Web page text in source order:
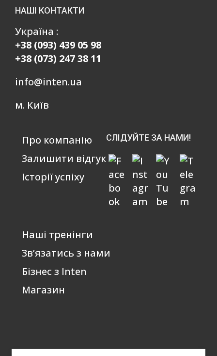
НАШІ КОНТАКТИ
Україна :
+38 (093) 439 05 98
+38 (073) 247 38 11
info@inten.ua
м. Київ
Про компанію
Залишити відгук
Історії успіху
СЛІДУЙТЕ ЗА НАМИ!
Наші тренінги
Зв’язатись з нами
Бізнес з Inten
Магазин